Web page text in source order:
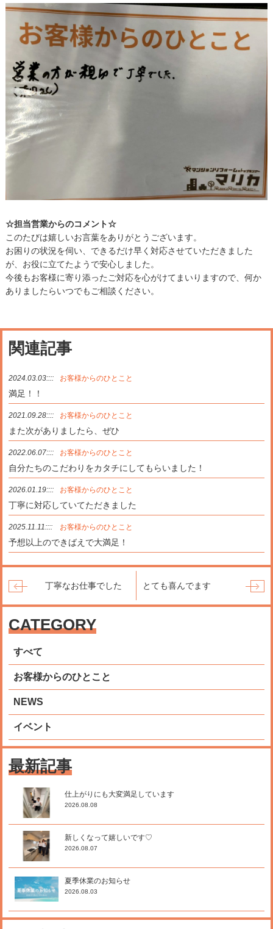
☆担当営業からのコメント☆
このたびは嬉しいお言葉をありがとうございます。
お困りの状況を伺い、できるだけ早く対応させていただきました
が、お役に立てたようで安心しました。
今後もお客様に寄り添ったご対応を心がけてまいりますので、何か
ありましたらいつでもご相談ください。
関連記事
2024.03.03:::: お客様からのひとこと
満足！！
2021.09.28:::: お客様からのひとこと
また次がありましたら、ぜひ
2022.06.07:::: お客様からのひとこと
自分たちのこだわりをカタチにしてもらいました！
2026.01.19:::: お客様からのひとこと
丁寧に対応していてただきました
2025.11.11:::: お客様からのひとこと
予想以上のできばえで大満足！
丁寧なお仕事でした とても喜んでます
CATEGORY
すべて
お客様からのひとこと
NEWS
イベント
最新記事
仕上がりにも大変満足しています
2026.08.08
新しくなって嬉しいです♡
2026.08.07
夏季休業のお知らせ
2026.08.03